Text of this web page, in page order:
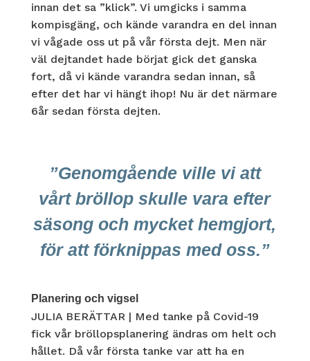
innan det sa ”klick”. Vi umgicks i samma
kompisgäng, och kände varandra en del innan
vi vågade oss ut på vår första dejt. Men när
väl dejtandet hade börjat gick det ganska
fort, då vi kände varandra sedan innan, så
efter det har vi hängt ihop! Nu är det närmare
6år sedan första dejten.
”Genomgående ville vi att
vårt bröllop skulle vara efter
säsong och mycket hemgjort,
för att förknippas med oss.”
Planering och vigsel
JULIA BERÄTTAR | Med tanke på Covid-19
fick vår bröllopsplanering ändras om helt och
hållet. Då vår första tanke var att ha en